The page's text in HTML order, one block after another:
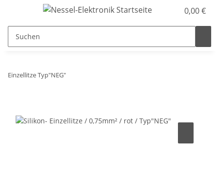
0,00 €
Einzellitze Typ"NEG"